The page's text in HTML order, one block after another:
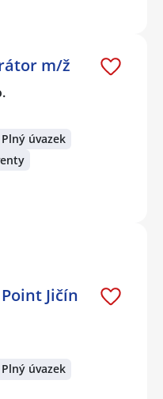
m/ž
Plný úvazek
Jičín
Plný úvazek